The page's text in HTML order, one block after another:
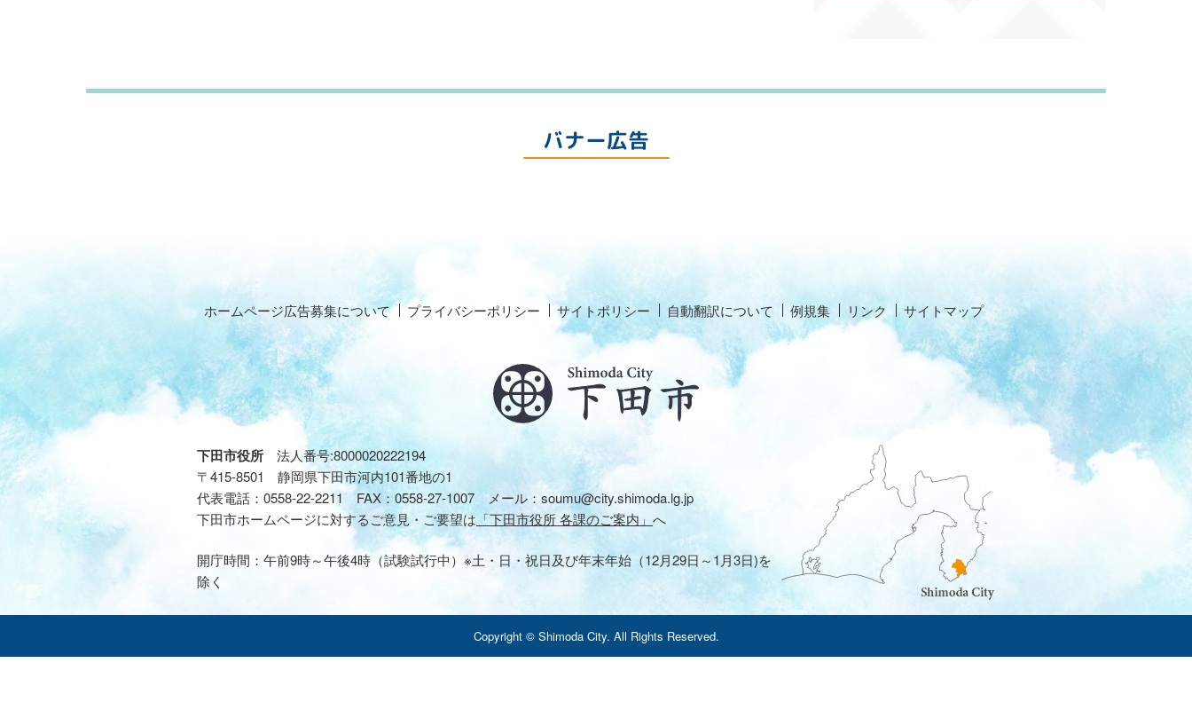
バナー広告
ホームページ広告募集について プライバシーポリシー サイトポリシー 自動翻訳について 例規集 リンク サイトマップ
下田市役所 法人番号:8000020222194
〒415-8501 静岡県下田市河内101番地の1
代表電話： 0558-22-2211 FAX：0558-27-1007メール： soumu@city.shimoda.lg.jp
下田市ホームページに対するご意見・ご要望は「下田市役所 各課のご案内」 へ
開庁時間：午前9時～午後4時（試験試行中）※土・日・祝日及び年末年始（12月29日～1月3日)を
除く
Copyright © Shimoda City. All Rights Reserved.